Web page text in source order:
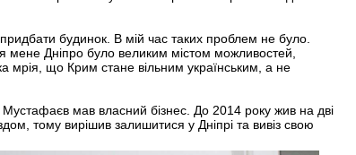
будинок. В мій час таких проблем не було.
мене Дніпро було великим містом можливостей,
що Крим стане вільним українським, а не
Мустафаєв мав власний бізнес. До 2014 року жив на дві
тому вирішив залишитися у Дніпрі та вивіз свою